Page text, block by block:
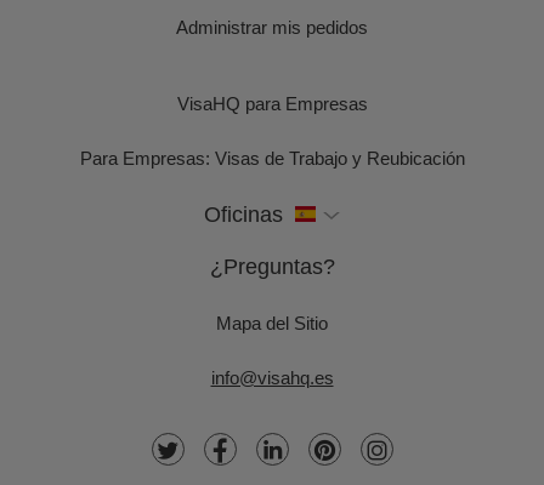
Administrar mis pedidos
VisaHQ para Empresas
Para Empresas: Visas de Trabajo y Reubicación
Oficinas
¿Preguntas?
Mapa del Sitio
info@visahq.es